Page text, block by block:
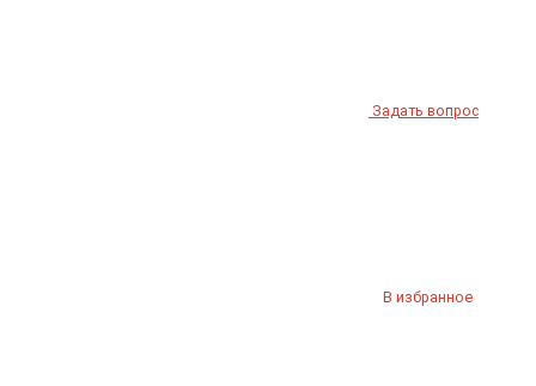
Задать вопрос
В избранное